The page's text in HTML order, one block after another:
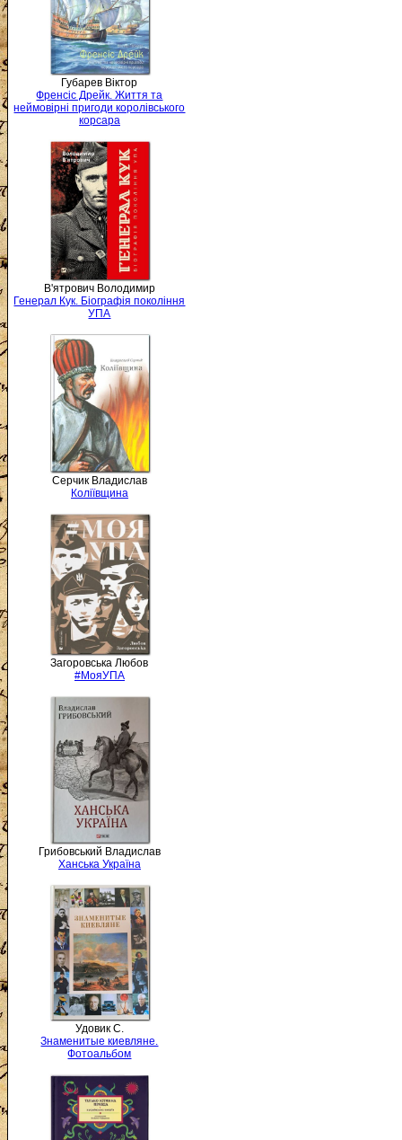
Губарев Віктор
Френсіс Дрейк. Життя та
неймовірні пригоди королівського
корсара
В'ятрович Володимир
Генерал Кук. Біографія покоління
УПА
Серчик Владислав
Коліївщина
Загоровська Любов
#МояУПА
Грибовський Владислав
Ханська Україна
Удовик С.
Знаменитые киевляне.
Фотоальбом